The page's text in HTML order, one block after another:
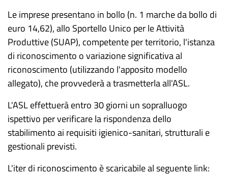
Le imprese presentano in bollo (n. 1 marche da bollo di
euro 14,62), allo Sportello Unico per le Attività
Produttive (SUAP), competente per territorio, l'istanza
di riconoscimento o variazione significativa al
riconoscimento (utilizzando l'apposito modello
allegato), che provvederà a trasmetterla all'ASL.
L'ASL effettuerà entro 30 giorni un sopralluogo
ispettivo per verificare la rispondenza dello
stabilimento ai requisiti igienico-sanitari, strutturali e
gestionali previsti.
L'iter di riconoscimento è scaricabile al seguente link: